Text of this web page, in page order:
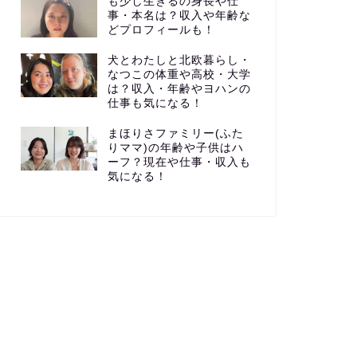
事・本名は？収入や年齢な
どプロフィールも！
犬とわたしと北欧暮らし・
なつこの体重や高校・大学
は？収入・年齢やヨハンの
仕事も気になる！
まほりさファミリー(ふた
りママ)の年齢や子供はハ
ーフ？現在や仕事・収入も
気になる！